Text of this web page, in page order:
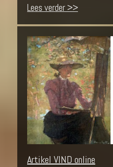
Lees verder >>
Artikel VIND online